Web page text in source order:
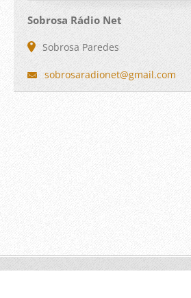
Sobrosa Rádio Net
Sobrosa Paredes
sobrosaradionet@gmail.com